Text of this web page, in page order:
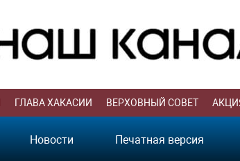
ГЛАВА ХАКАСИИ ВЕРХОВНЫЙ СОВЕТ
Новости Печатная версия